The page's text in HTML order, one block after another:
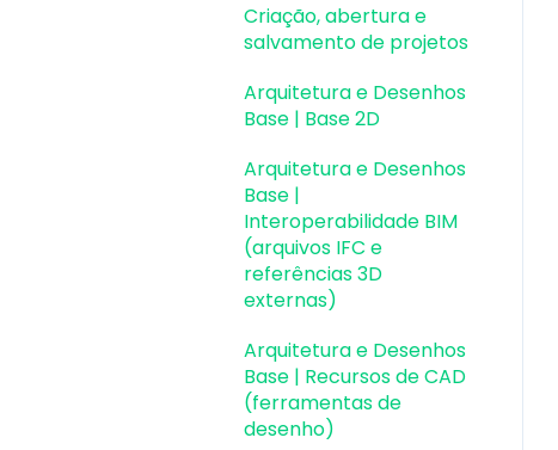
Instalação & Acesso por
Chave de Ativação EID |
Versões anteriores
Outros
Atualizações AltoQi
Visus Cost Management
Atualizações AltoQi
Visus Collab
Atualizações AltoQi
Visus WorkFlow
Exportação e
3D (formato Q3D)
Visualização em
Realidade Aumentada
(RA)
Pavimentos e níveis
Desenhos e Arquitetura
Desenhos e Arquitetura
| Interoperabilidade BIM
Pilares | Lançamento
Pilares | Erros e Avisos
Pilares |
Dimensionamento e
Detalhamento
Criação, abertura e
salvamento de projetos
Arquitetura e Desenhos
Base | Base 2D
Arquitetura e Desenhos
Base |
Interoperabilidade BIM
(arquivos IFC e
referências 3D
externas)
Arquitetura e Desenhos
Base | Recursos de CAD
(ferramentas de
desenho)